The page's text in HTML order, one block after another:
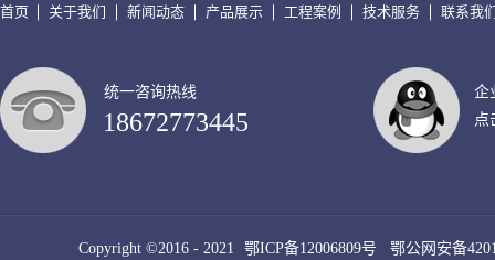
关于我们 新闻动态 产品展示 工程案例 技术服务 联系我
Copyright ©2016 - 2021 鄂ICP备12006809号 鄂公网安备
首页
统一咨询热线
18672773445
企
点